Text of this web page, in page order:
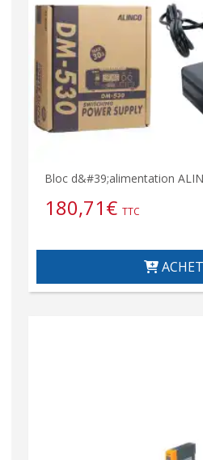
Bloc d&#39;alimentation
180,71€ TTC